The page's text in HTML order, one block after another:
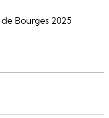
Bourges 2025